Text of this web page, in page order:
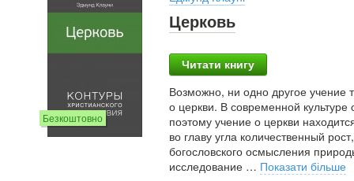
Безкоштовно
Церковь
Читати книгу
Возможно, ни одно другое учение
о церкви. В современной
поэтому учение о церкви
во главу угла количественный
богословского осмысления
исследование … Показати більше